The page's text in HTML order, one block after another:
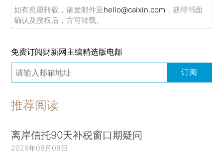
如有意愿转载，请发邮件至hello@caixin.com ，获得书面
确认及授权后，方可转载。
免费订阅财新网主编精选版电邮
订阅
推荐阅读
离岸信托90天补税窗口期疑问
2026年08月08日